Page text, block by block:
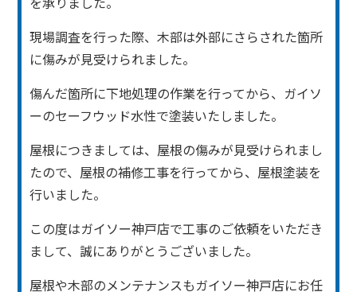
現場調査を行った際、木部は外部にさらされた箇所
に傷みが見受けられました。
傷んだ箇所に下地処理の作業を行ってから、ガイソ
ーのセーフウッド水性で塗装いたしました。
屋根につきましては、屋根の傷みが見受けられまし
たので、屋根の補修工事を行ってから、屋根塗装を
行いました。
この度はガイソー神戸店で工事のご依頼をいただき
まして、誠にありがとうございました。
屋根や木部のメンテナンスもガイソー神戸店にお任